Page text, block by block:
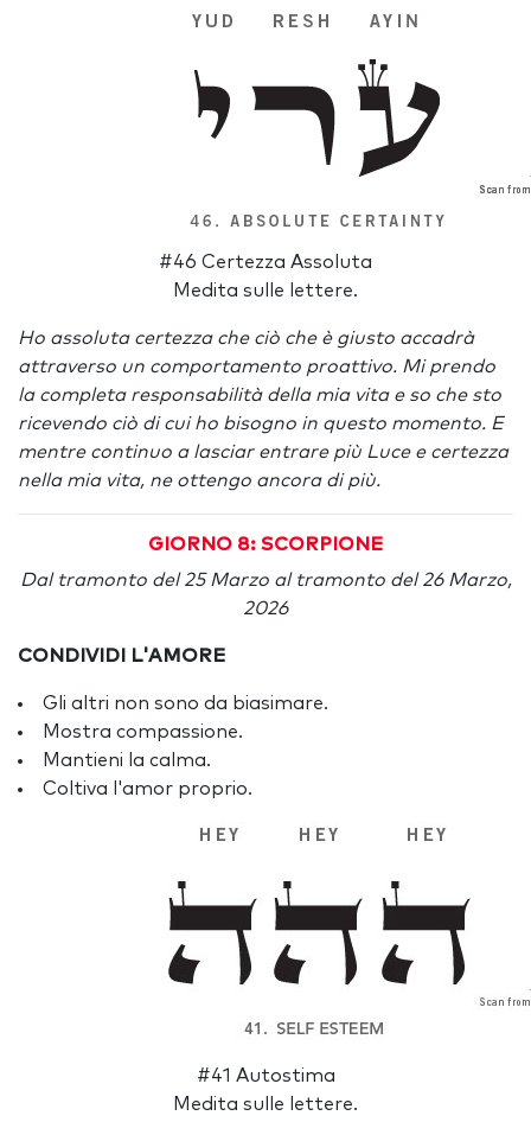
#46 Certezza Assoluta
Medita sulle lettere.
Ho assoluta certezza che ciò che è giusto accadrà
attraverso un comportamento proattivo. Mi prendo
la completa responsabilità della mia vita e so che sto
ricevendo ciò di cui ho bisogno in questo momento. E
mentre continuo a lasciar entrare più Luce e certezza
nella mia vita, ne ottengo ancora di più.
GIORNO 8: SCORPIONE
Dal tramonto del 25 Marzo al tramonto del 26 Marzo,
2026
CONDIVIDI L'AMORE
Gli altri non sono da biasimare.
Mostra compassione.
Mantieni la calma.
Coltiva l'amor proprio.
#41 Autostima
Medita sulle lettere.